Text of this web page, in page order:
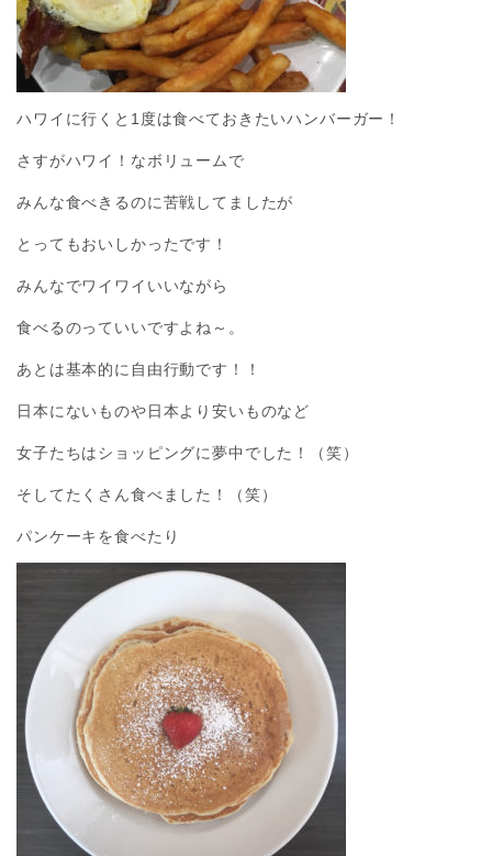
ハワイに行くと1度は食べておきたいハンバーガー！
さすがハワイ！なボリュームで
みんな食べきるのに苦戦してましたが
とってもおいしかったです！
みんなでワイワイいいながら
食べるのっていいですよね～。
あとは基本的に自由行動です！！
日本にないものや日本より安いものなど
女子たちはショッピングに夢中でした！（笑）
そしてたくさん食べました！（笑）
パンケーキを食べたり